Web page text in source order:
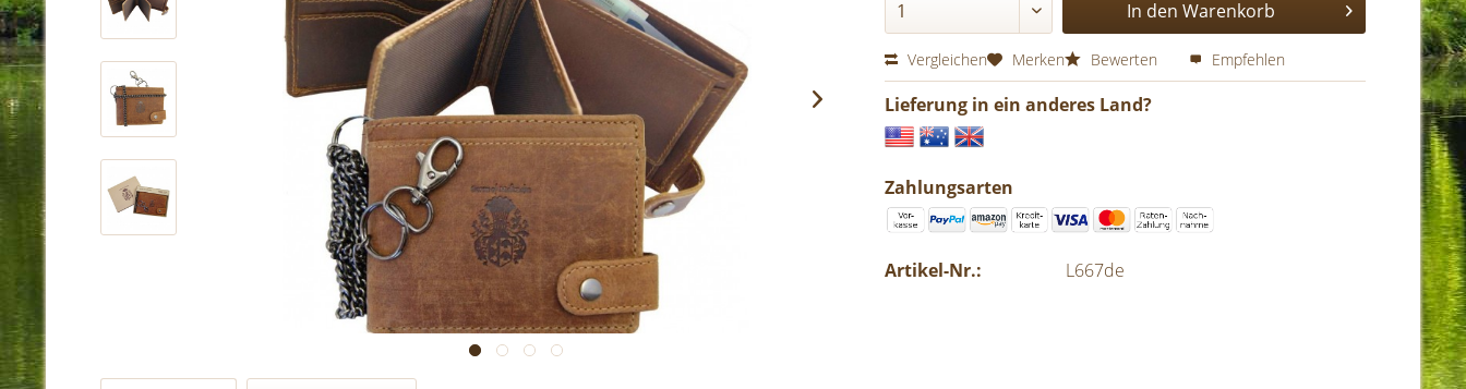
In den Warenkorb
Vergleichen Merken Bewerten Empfehlen
Lieferung in ein anderes Land?
Zahlungsarten
Artikel-Nr.: L667de